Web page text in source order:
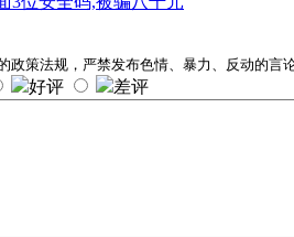
政策法规，严禁发布色情、暴力、反动的言
好评 差评